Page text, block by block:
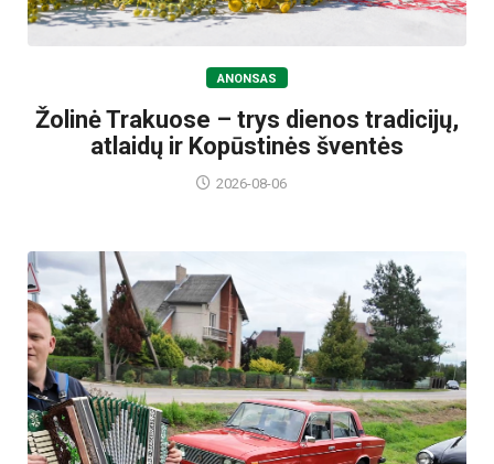
ANONSAS
Žolinė Trakuose – trys dienos tradicijų,
atlaidų ir Kopūstinės šventės
2026-08-06